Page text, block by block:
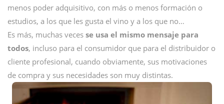
menos poder adquisitivo, con más o menos formación o
estudios, a los que les gusta el vino y a los que no…
Es más, muchas veces se usa el mismo mensaje para
todos, incluso para el consumidor que para el distribuidor o
cliente profesional, cuando obviamente, sus motivaciones
de compra y sus necesidades son muy distintas.